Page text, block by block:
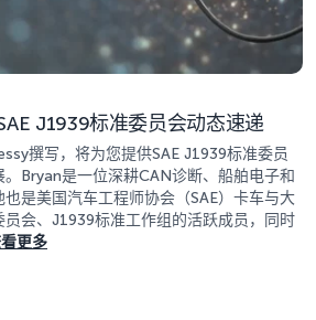
J1939标准委员会动态速递
撰写，将为您提供SAE J1939标准委员
Bryan是一位深耕CAN诊断、船舶电子和
是美国汽车工程师协会（SAE）卡车与大
会、J1939标准工作组的活跃成员，同时
更多